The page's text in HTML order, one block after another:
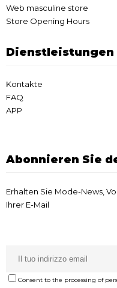
Web masculine store
Store Opening Hours
Dienstleistungen
Kontakte
FAQ
APP
Abonnieren Sie
Erhalten Sie Mode-News,
Ihrer E-Mail
Consent to the processing of